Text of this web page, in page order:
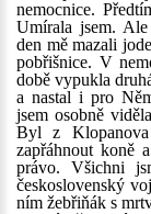
nemocnice.
Umírala jsem. Ale
den mě mazali
pobřišnice. V
době vypukla
a nastal i pro
jsem osobně
Byl z Klopanova
zapřáhnout koně
právo. Všichni
československý
ním žebřiňák s